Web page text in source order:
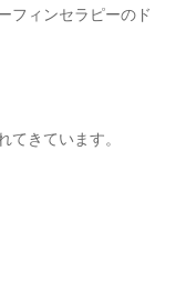
フィンセラピーのド
てきています。